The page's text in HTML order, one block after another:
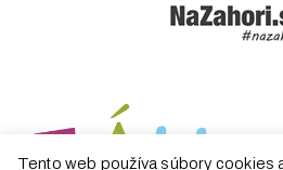
Tento web používa súbory cookies